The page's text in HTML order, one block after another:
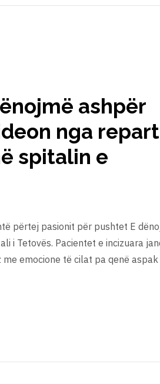
ashpër
nga
spitalin e
përtej pasionit për pushtet E
i Tetovës. Pacientet e incizuara
emocione të cilat pa qenë